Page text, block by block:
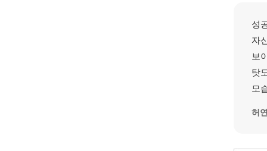
성
자
보
탓
모
허